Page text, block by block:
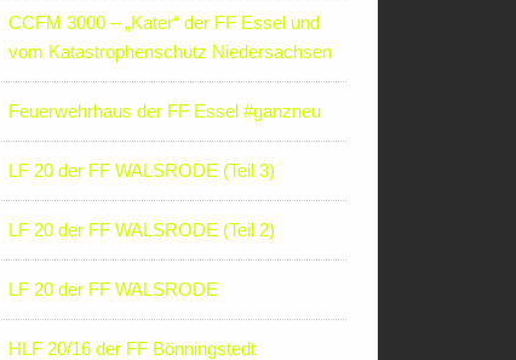
CCFM 3000 – „Kater“ der FF Essel und
vom Katastrophenschutz Niedersachsen
Feuerwehrhaus der FF Essel #ganzneu
LF 20 der FF WALSRODE (Teil 3)
LF 20 der FF WALSRODE (Teil 2)
LF 20 der FF WALSRODE
HLF 20/16 der FF Bönningstedt